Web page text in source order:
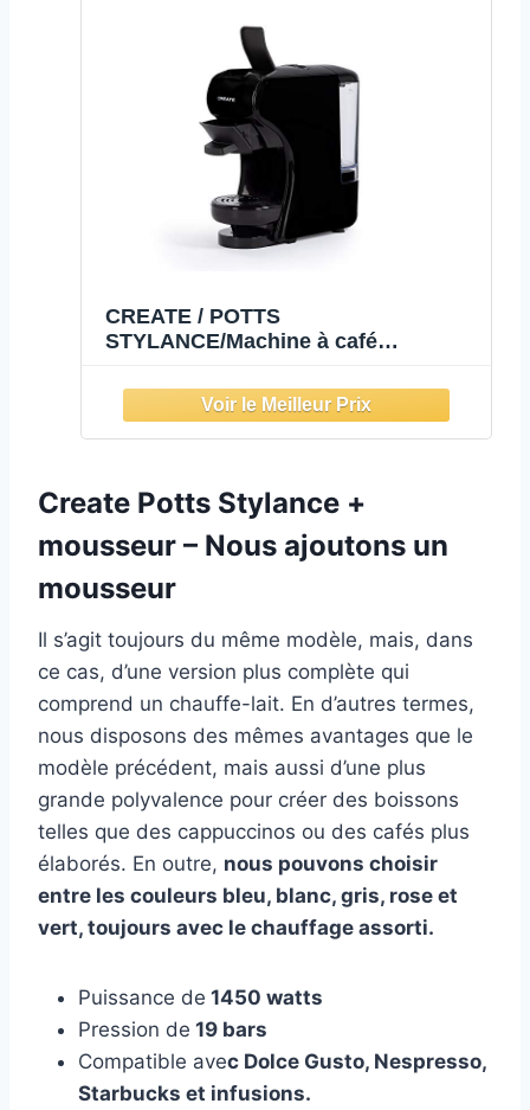
CREATE / POTTS
STYLANCE/Machine à café
Noir / 19 bars, programmable, légère
et compacte, réservoir 600ml,
système Thermoblock, 1450 W
Create Potts Stylance +
mousseur – Nous ajoutons un
mousseur
Il s’agit toujours du même modèle, mais, dans
ce cas, d’une version plus complète qui
comprend un chauffe-lait. En d’autres termes,
nous disposons des mêmes avantages que le
modèle précédent, mais aussi d’une plus
grande polyvalence pour créer des boissons
telles que des cappuccinos ou des cafés plus
élaborés. En outre, nous pouvons choisir
entre les couleurs bleu, blanc, gris, rose et
vert, toujours avec le chauffage assorti.
Puissance de 1450 watts
Pression de 19 bars
Compatible avec Dolce Gusto, Nespresso,
Starbucks et infusions.